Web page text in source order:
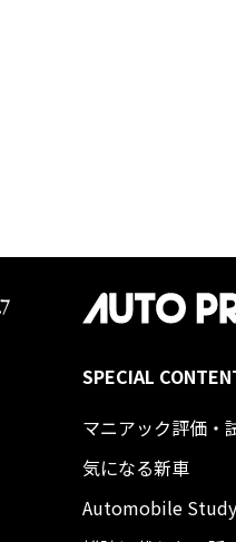
SPECIAL
マニアック評価・
気になる新車
Automobile Study